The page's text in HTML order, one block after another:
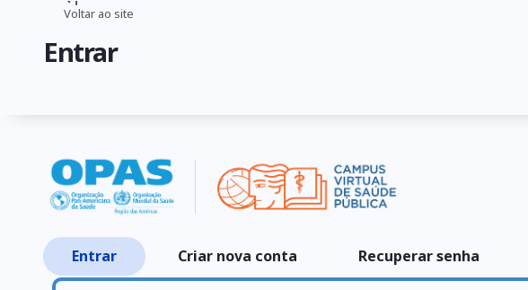
de
Voltar ao site
Entrar
Abas
Entrar Criar nova conta Recuperar senha